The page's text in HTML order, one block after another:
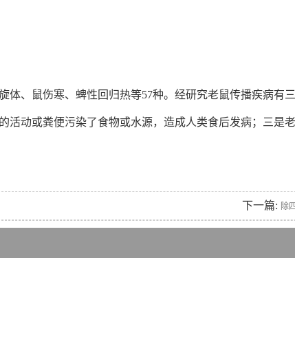
、鼠伤寒、蜱性回归热等57种。经研究老鼠传播疾病有
动或粪便污染了食物或水源，造成人类食后发病；三是
下一篇: 除